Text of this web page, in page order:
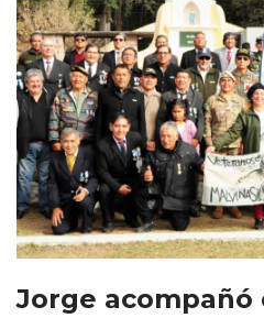
Jorge acompañó